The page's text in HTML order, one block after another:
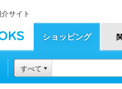
サイト
マイナビBOOKS
ショッピング
すべて